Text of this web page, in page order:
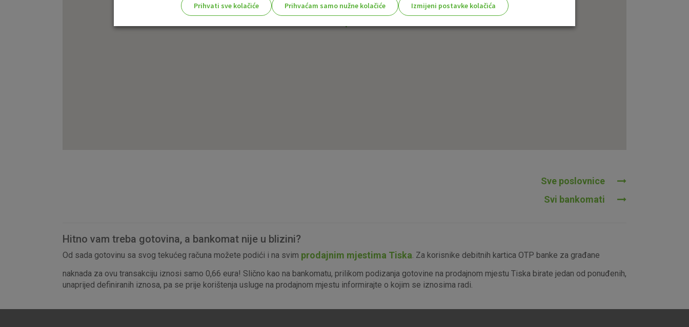
Sve poslovnice
Svi bankomati
Hitno vam treba gotovina, a bankomat nije u blizini?
Od sada gotovinu sa svog tekućeg računa možete podići i na svim prodajnim mjestima Tiska. Za korisnike debitnih kartica OTP banke za građane
naknada za ovu transakciju iznosi samo 0,66 eura! Slično kao na bankomatu, prilikom podizanja gotovine na prodajnom mjestu Tiska birate jedan od ponuđenih,
unaprijed definiranih iznosa, pa se prije korištenja usluge na prodajnom mjestu informirajte o kojim se iznosima radi.
Prihvati sve kolačiće Prihvaćam samo nužne kolačiće
Izmijeni postavke kolačića
Marketinški